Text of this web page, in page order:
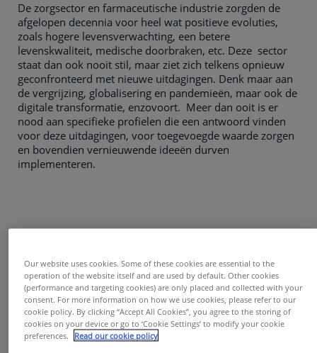
De zorgsector en farmaceutische industrie zorgden de
afgelopen decennia voor heel wat positieve evoluties,
zoals hogere levensverwachting, een betere
levenskwaliteit, medische doorbraken, etc. Deze sector
staat dan ook nooit stil, maar ziet zich telkens opnieuw
geconfronteerd met nieuwe uitdagingen. Denk maar aan
de vergrijzing, globalisering en pandemieën, maar ook de
digitale transformatie, enzovoort. Meer dan ooit is er
nood aan specifieke profielen die een antwoord vinden
voor deze uitdagingen, voor toegevoegde waarde zorgen
en bovendien vernieuwende ideeën durven
implementeren.
Our website uses cookies. Some of these cookies are essential to the
operation of the website itself and are used by default. Other cookies
(performance and targeting cookies) are only placed and collected with your
consent. For more information on how we use cookies, please refer to our
cookie policy. By clicking “Accept All Cookies”, you agree to the storing of
cookies on your device or go to ‘Cookie Settings’ to modify your cookie
preferences.
Read our cookie policy